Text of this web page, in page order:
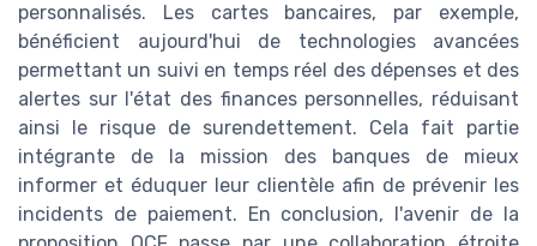
personnalisés. Les cartes bancaires, par exemple,
bénéficient aujourd'hui de technologies avancées
permettant un suivi en temps réel des dépenses et des
alertes sur l'état des finances personnelles, réduisant
ainsi le risque de surendettement. Cela fait partie
intégrante de la mission des banques de mieux
informer et éduquer leur clientèle afin de prévenir les
incidents de paiement. En conclusion, l'avenir de la